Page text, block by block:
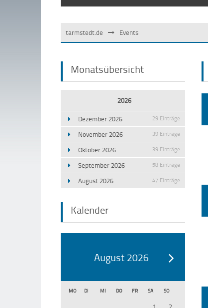
tarmstedt.de Events
Monatsübersicht
2026
Dezember 2026 29 Einträge
November 2026 39 Einträge
Oktober 2026 39 Einträge
September 2026 58 Einträge
August 2026 47 Einträge
Kalender
August 2026
MO DI MI DO FR SA SO